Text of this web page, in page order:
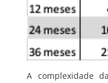
A complexidade